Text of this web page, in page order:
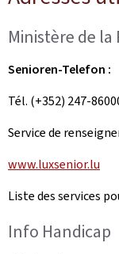
Ministère de
Senioren-Telefon :
Tél. (+352) 247-
Service de
www.luxsenior.lu
Liste des services
Info Handicap